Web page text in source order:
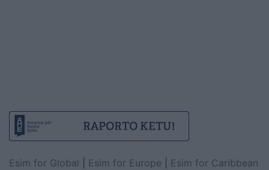
Esim for Global Esim for Europe
Esim for Caribbean